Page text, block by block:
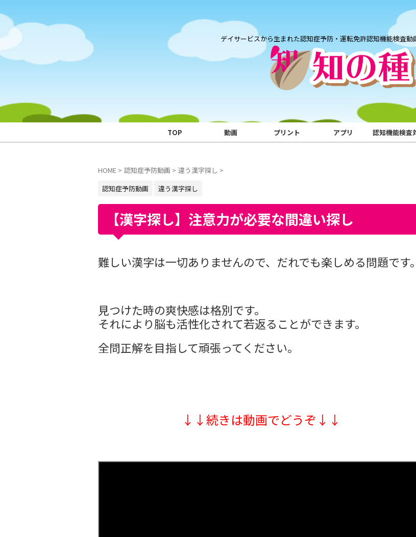
デイサービスから生まれた認知症予防・運転免許認知機能検査動
TOP 動画 プリント アプリ 認知機能検査
HOME > 認知症予防動画 > 違う漢字探し >
認知症予防動画
違う漢字探し
【漢字探し】注意力が必要な間違い探し
難しい漢字は一切ありませんので、だれでも楽しめる問題です。
見つけた時の爽快感は格別です。
それにより脳も活性化されて若返ることができます。
全問正解を目指して頑張ってください。
↓↓続きは動画でどうぞ↓↓